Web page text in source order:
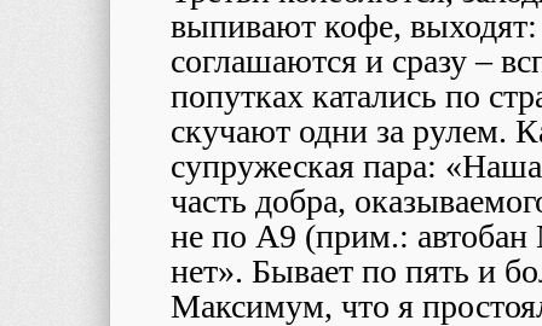
выпивают кофе,
соглашаются и сразу –
попутках катались по
скучают одни за рулем.
супружеская пара:
часть добра,
не по А9 (прим.:
нет». Бывает по пять и
Максимум, что я